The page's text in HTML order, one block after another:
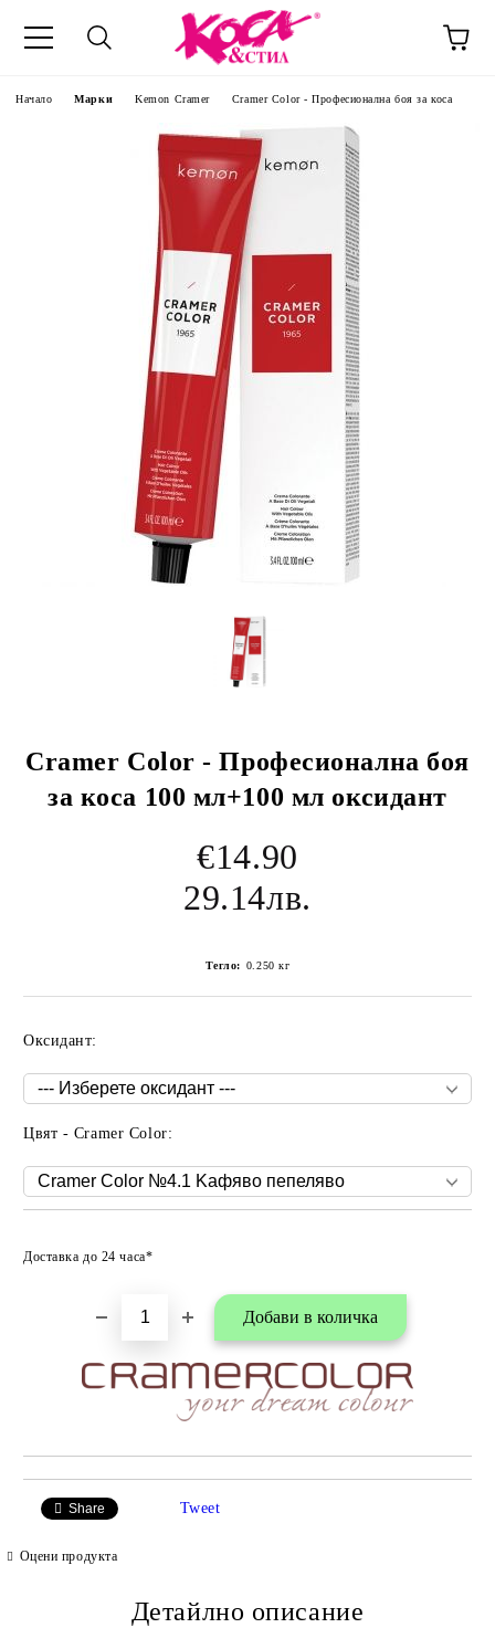
Начало Марки Kemon Cramer Cramer Color - Професионална боя за коса
Cramer Color - Професионална боя
за коса 100 мл+100 мл оксидант
€14.90
29.14лв.
Тегло: 0.250 кг
Оксидант:
Цвят - Cramer Color:
Доставка до 24 часа*
Share Tweet
Оцени продукта
Детайлно описание